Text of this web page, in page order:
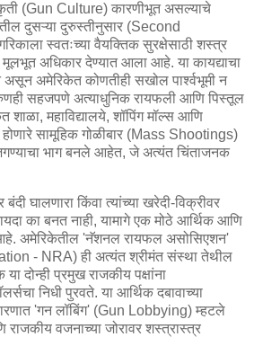
(Gun Culture) कारणीभूत असल्याचे
दुसऱ्या दुरुस्तीनुसार (Second
स्वतःच्या वैयक्तिक सुरक्षेसाठी शस्त्र
अधिकार देण्यात आला आहे. या कायद्याचा
अमेरिकेत कोणतीही सखोल पार्श्वभूमी न
सहजपणे अत्याधुनिक रायफली आणि पिस्तूल
महाविद्यालये, शॉपिंग मॉल्स आणि
सामूहिक गोळीबार (Mass Shootings)
जगण्याचा भाग बनले आहेत, जे अत्यंत चिंताजनक
घालणारा किंवा त्यांच्या खरेदी-विक्रीवर
का बनत नाही, यामागे एक मोठे आर्थिक आणि
अमेरिकेतील 'नॅशनल रायफल असोसिएशन'
- NRA) ही अत्यंत श्रीमंत संस्था तेथील
दोन्ही प्रमुख राजकीय पक्षांना
निधी पुरवते. या आर्थिक दबावाच्या
'गन लॉबिंग' (Gun Lobbying) म्हटले
वजनाच्या जोरावर शस्त्रास्त्र